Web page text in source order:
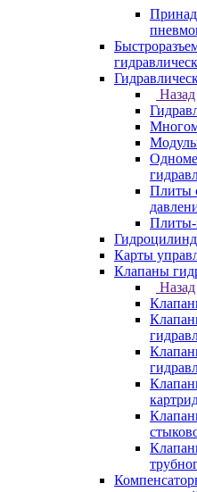
Назад
Плиты
Плиты-
Карты
Клапаны
Назад